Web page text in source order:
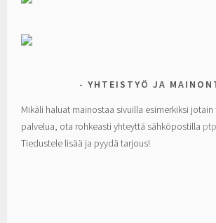
YHTEISTYÖ JA
Mikäli haluat mainostaa sivuilla esimerkiksi
palvelua, ota rohkeasti yhteyttä sähköpostilla
Tiedustele lisää ja pyydä tarjous!